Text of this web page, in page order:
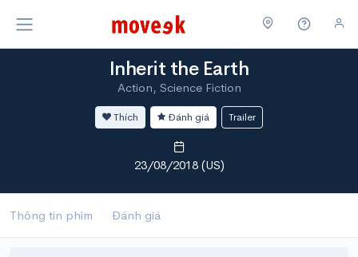
Inherit the Earth
Action, Science Fiction
Thích Đánh giá Trailer
23/08/2018 (US)
Thông tin phim Đánh giá